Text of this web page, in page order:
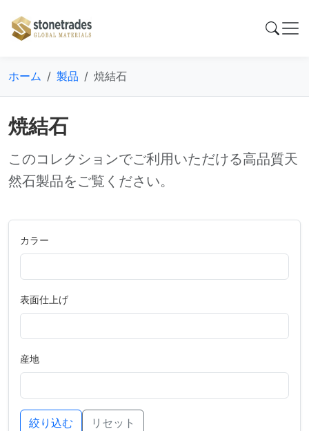
ホーム 製品 焼結石
焼結石
このコレクションでご利用いただける高品質天
然石製品をご覧ください。
カラー
表面仕上げ
産地
絞り込む リセット